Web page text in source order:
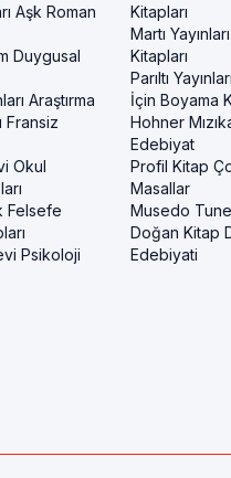
Aşk Roman
Duygusal
Araştırma
Fransiz
Okul
Felsefe
Psikoloji
Kitapları
Martı
Kitapları
Parıltı
İçin Boyama
Hohner
Edebiyat
Profil Kitap
Masallar
Musedo
Doğan Kitap
Edebiyati